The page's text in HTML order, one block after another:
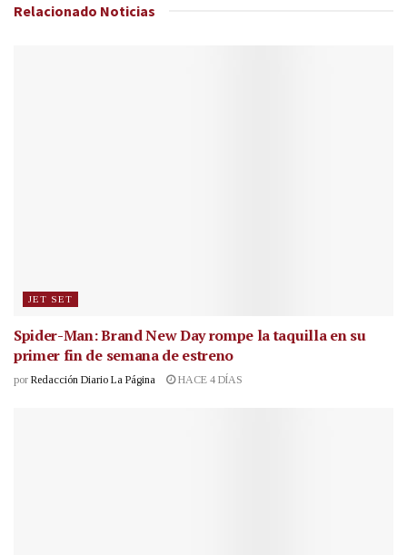
Relacionado Noticias
JET SET
Spider-Man: Brand New Day rompe la taquilla en su
primer fin de semana de estreno
por Redacción Diario La Página HACE 4 DÍAS